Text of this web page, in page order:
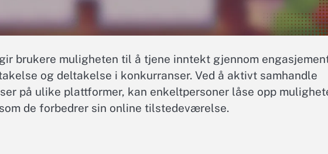
brukere muligheten til å tjene inntekt gjennom
og deltakelse i konkurranser. Ved å aktivt samhandle
på ulike plattformer, kan enkeltpersoner låse opp
de forbedrer sin online tilstedeværelse.